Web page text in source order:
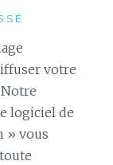
votre
logiciel de
» vous